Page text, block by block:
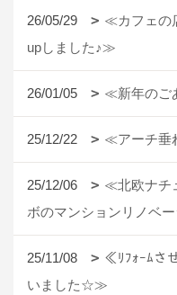
26/05/29
≪カフェの
upしました♪≫
26/01/05 ≪新年のご
25/12/22 ≪アーチ垂
25/12/06
≪北欧ナチ
ボのマンションリノベ
25/11/08
≪ﾘﾌｫｰﾑさ
いました☆≫